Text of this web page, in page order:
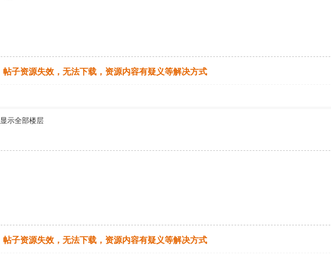
帖子资源失效，无法下载，资源内容有疑义等解决方式
显示全部楼层
帖子资源失效，无法下载，资源内容有疑义等解决方式